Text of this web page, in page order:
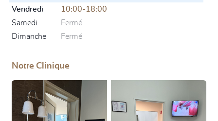
Vendredi
10:00-18:00
Samedi
Fermé
Dimanche
Fermé
Notre Clinique